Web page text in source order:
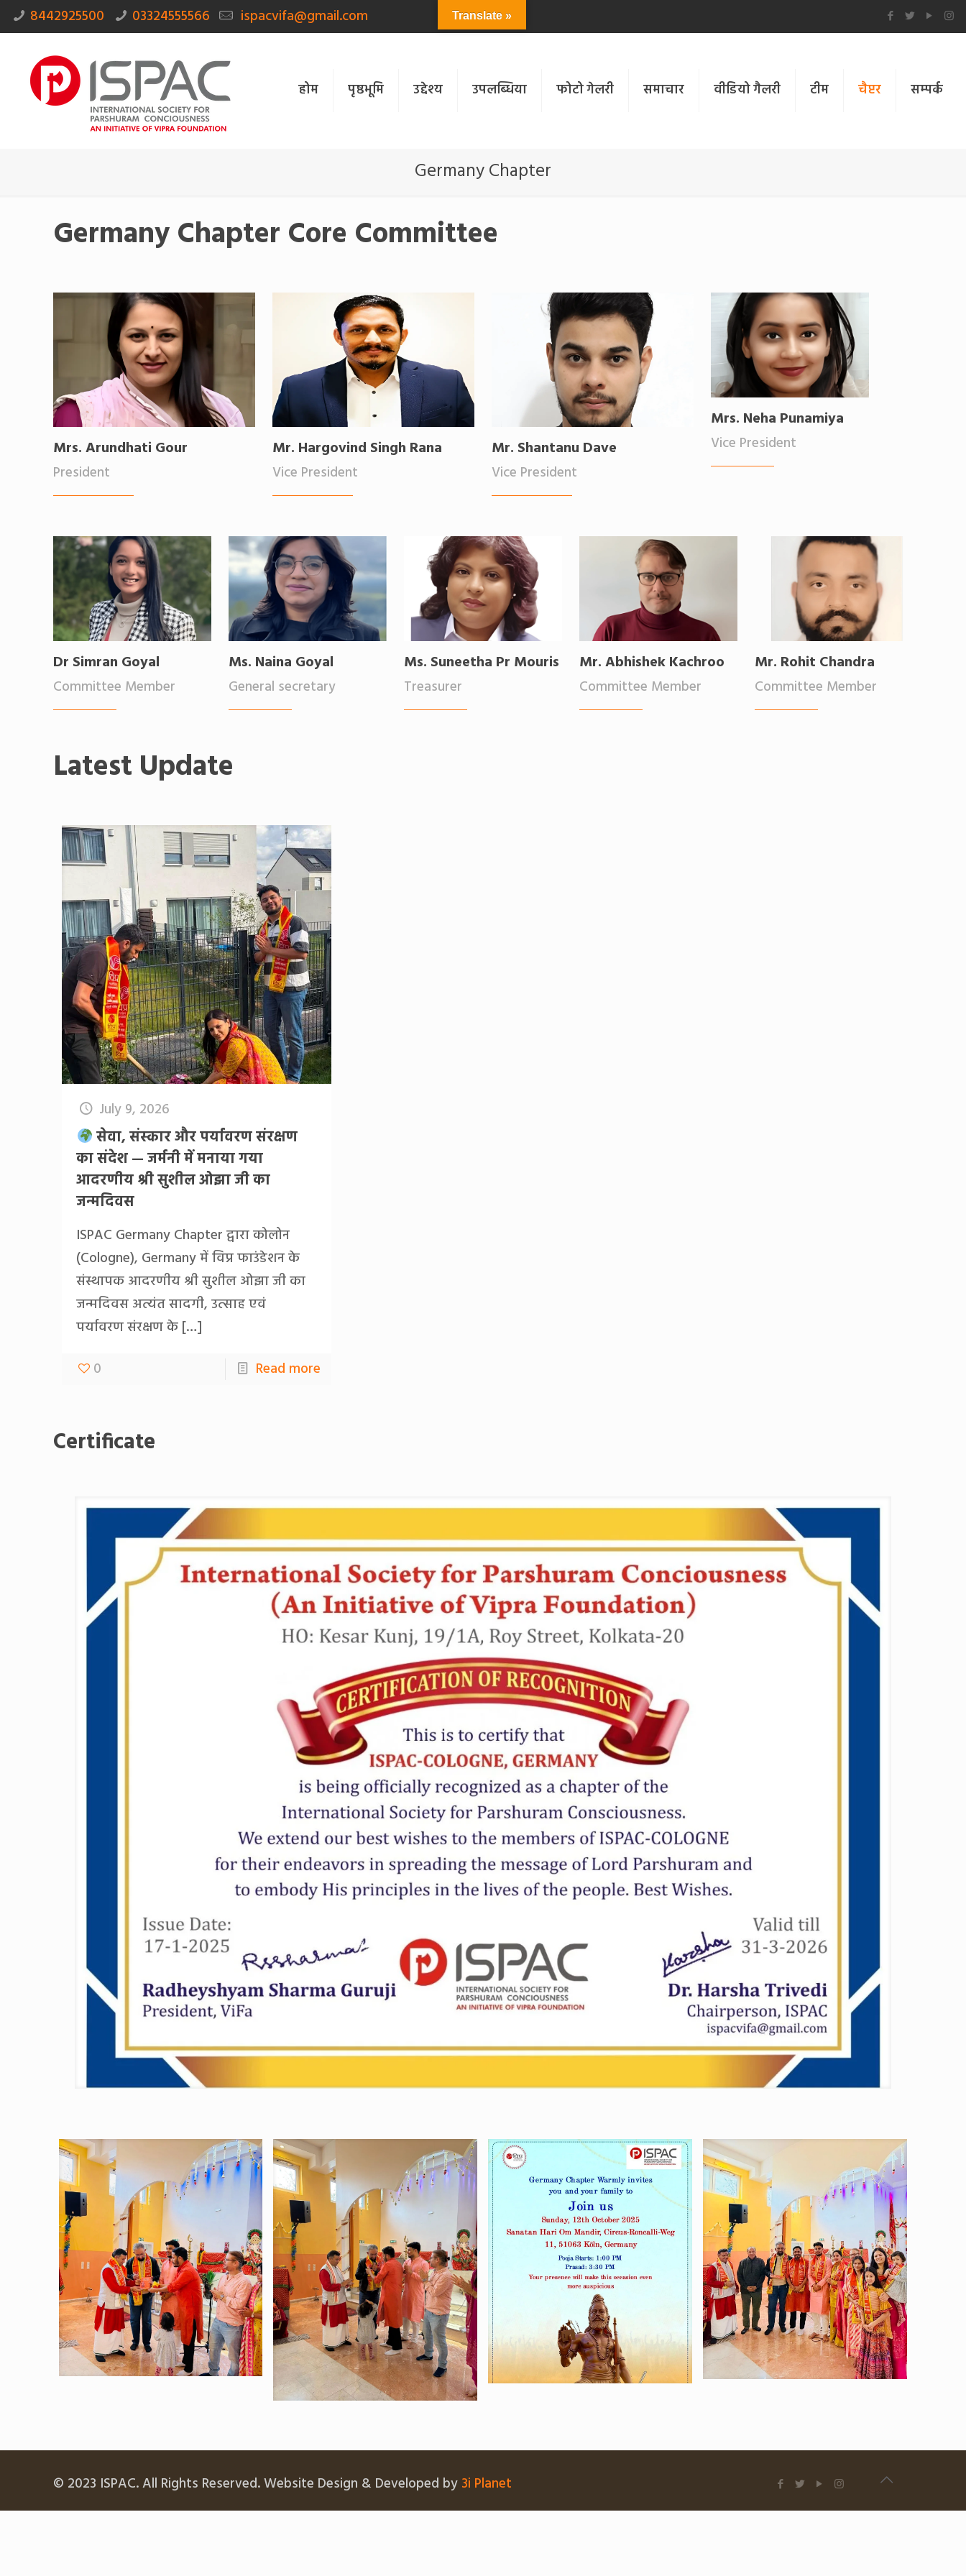
8442925500 03324555566 ispacvifa@gmail.com
होम पृष्ठभूमि उद्देश्य उपलब्धिया फोटो गेलरी समाचार वीडियो गैलरी टीम चैप्टर सम्पर्क
Germany Chapter
Germany Chapter Core Committee
Mrs. Arundhati Gour
President
Mr. Hargovind Singh Rana
Vice President
Mr. Shantanu Dave
Vice President
Mrs. Neha Punamiya
Vice President
Dr Simran Goyal
Committee Member
Ms. Naina Goyal
General secretary
Ms. Suneetha Pr Mouris
Treasurer
Mr. Abhishek Kachroo
Committee Member
Mr. Rohit Chandra
Committee Member
Latest Update
July 9, 2026
सेवा, संस्कार और पर्यावरण संरक्षण
का संदेश — जर्मनी में मनाया गया
आदरणीय श्री सुशील ओझा जी का
जन्मदिवस
ISPAC Germany Chapter द्वारा कोलोन
(Cologne), Germany में विप्र फाउंडेशन के
संस्थापक आदरणीय श्री सुशील ओझा जी का
जन्मदिवस अत्यंत सादगी, उत्साह एवं
पर्यावरण संरक्षण के […]
0
Read more
Certificate
© 2023 ISPAC. All Rights Reserved. Website Design & Developed by 3i Planet
Translate »